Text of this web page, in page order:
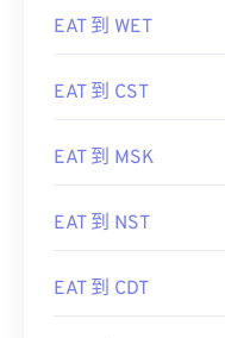
EAT 到 WET
EAT 到 CST
EAT 到 MSK
EAT 到 NST
EAT 到 CDT